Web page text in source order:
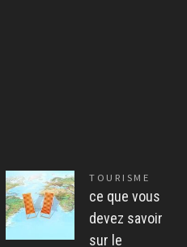
TOURISME
ce que vous
devez savoir
sur le